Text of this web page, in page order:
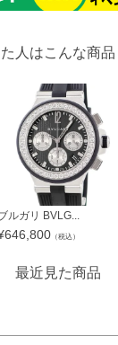
人はこんな商
ルガリ BVLG...
646,800 （税込）
最近見た商品